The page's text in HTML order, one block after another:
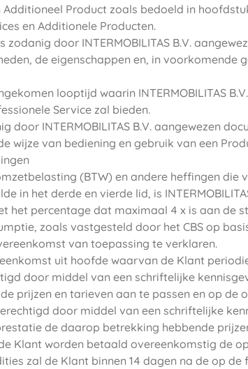
Additioneel Product zoals bedoeld in
en Additionele Producten.
zodanig door INTERMOBILITAS B.V.
de eigenschappen en, in voorkomende
looptijd waarin INTERMOBILITAS
Service zal bieden.
door INTERMOBILITAS B.V. aangewezen
wijze van bediening en gebruik van een
(BTW) en andere heffingen
in het derde en vierde lid, is
het percentage dat maximaal 4 x is aan de
zoals vastgesteld door het CBS op
van toepassing te verklaren.
uit hoofde waarvan de Klant
door middel van een schriftelijke
prijzen en tarieven aan te passen en op
gerechtigd door middel van een schriftelijke
de daarop betrekking hebbende
Klant worden betaald overeenkomstig de
zal de Klant binnen 14 dagen na de op